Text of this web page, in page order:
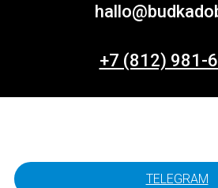
+7 (812) 981-
TELEGRAM